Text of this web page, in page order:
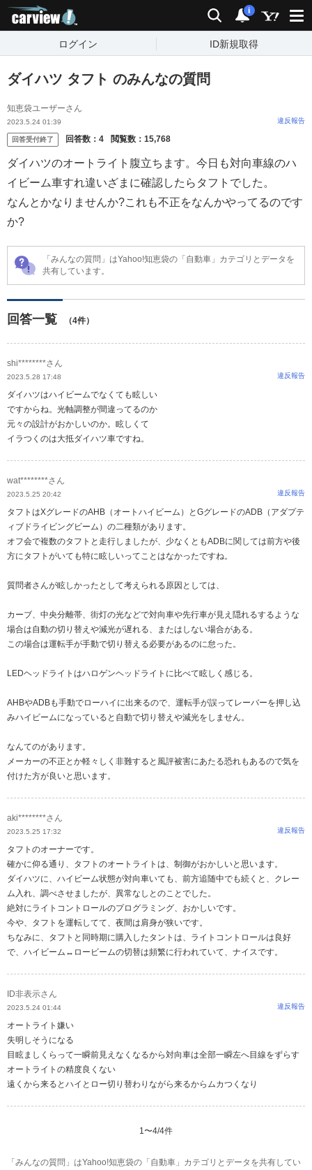
検索 通知
i
ログイン ID新規取得
ダイハツ タフト のみんなの質問
知恵袋ユーザーさん
2023.5.24 01:39 違反報告
回答受付終了 回答数： 4 閲覧数： 15,768
ダイハツのオートライト腹立ちます。今日も対向車線のハ
イビーム車すれ違いざまに確認したらタフトでした。
なんとかなりませんか?これも不正をなんかやってるのです
か?
「みんなの質問」はYahoo!知恵袋の「自動車」カテゴリとデータを
共有しています。
回答一覧 （4件）
shi********さん
2023.5.28 17:48 違反報告
ダイハツはハイビームでなくても眩しい
ですからね。光軸調整が間違ってるのか
元々の設計がおかしいのか。眩しくて
イラつくのは大抵ダイハツ車ですね。
wat********さん
2023.5.25 20:42 違反報告
タフトはXグレードのAHB（オートハイビーム）とGグレードのADB（アダプテ
ィブドライビングビーム）の二種類があります。
オフ会で複数のタフトと走行しましたが、少なくともADBに関しては前方や後
方にタフトがいても特に眩しいってことはなかったですね。
質問者さんが眩しかったとして考えられる原因としては、
カーブ、中央分離帯、街灯の光などで対向車や先行車が見え隠れるするような
場合は自動の切り替えや減光が遅れる、またはしない場合がある。
この場合は運転手が手動で切り替える必要があるのに怠った。
LEDヘッドライトはハロゲンヘッドライトに比べて眩しく感じる。
AHBやADBも手動でローハイに出来るので、運転手が誤ってレーバーを押し込
みハイビームになっていると自動で切り替えや減光をしません。
なんてのがあります。
メーカーの不正とか軽々しく非難すると風評被害にあたる恐れもあるので気を
付けた方が良いと思います。
aki********さん
2023.5.25 17:32 違反報告
タフトのオーナーです。
確かに仰る通り、タフトのオートライトは、制御がおかしいと思います。
ダイハツに、ハイビーム状態が対向車いても、前方追随中でも続くと、クレー
ム入れ、調べさせましたが、異常なしとのことでした。
絶対にライトコントロールのプログラミング、おかしいです。
今や、タフトを運転してて、夜間は肩身が狭いです。
ちなみに、タフトと同時期に購入したタントは、ライトコントロールは良好
で、ハイビーム↔ロービームの切替は頻繁に行われていて、ナイスです。
ID非表示さん
2023.5.24 01:44 違反報告
オートライト嫌い
失明しそうになる
目眩ましくらって一瞬前見えなくなるから対向車は全部一瞬左へ目線をずらす
オートライトの精度良くない
遠くから来るとハイとロー切り替わりながら来るからムカつくなり
1 〜4/4件
「みんなの質問」はYahoo!知恵袋の「自動車」カテゴリとデータを共有してい